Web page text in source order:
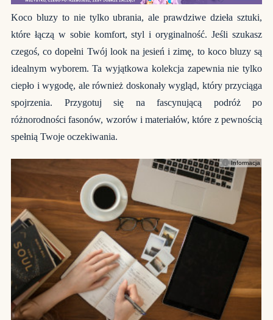
Koco bluzy to nie tylko ubrania, ale prawdziwe dzieła sztuki,
które łączą w sobie komfort, styl i oryginalność. Jeśli szukasz
czegoś, co dopełni Twój look na jesień i zimę, to koco bluzy są
idealnym wyborem. Ta wyjątkowa kolekcja zapewnia nie tylko
ciepło i wygodę, ale również doskonały wygląd, który przyciąga
spojrzenia. Przygotuj się na fascynującą podróż po
różnorodności fasonów, wzorów i materiałów, które z pewnością
spełnią Twoje oczekiwania.